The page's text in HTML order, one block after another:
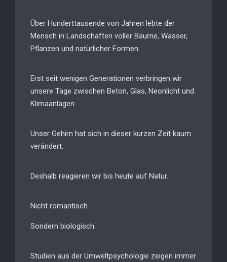
Über Hunderttausende von Jahren lebte der
Mensch in Landschaften voller Bäume, Wasser,
Pflanzen und natürlicher Formen.
Erst seit wenigen Generationen verbringen wir
unsere Tage zwischen Beton, Glas, Neonlicht und
Klimaanlagen.
Unser Gehirn hat sich in dieser kurzen Zeit kaum
verändert.
Deshalb reagieren wir bis heute auf Natur.
Nicht romantisch.
Sondern biologisch.
Studien aus der Umweltpsychologie zeigen immer